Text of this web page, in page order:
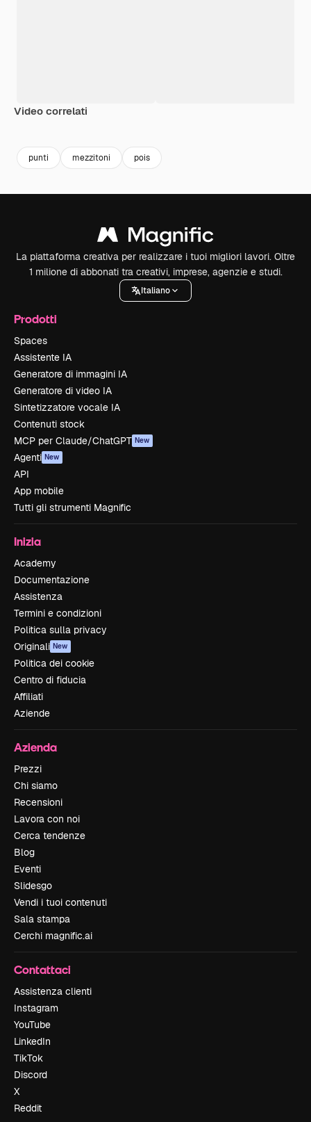
Video correlati
punti mezzitoni pois
La piattaforma creativa per realizzare i tuoi migliori lavori. Oltre
1 milione di abbonati tra creativi, imprese, agenzie e studi.
Italiano
Prodotti
Spaces
Assistente IA
Generatore di immagini IA
Generatore di video IA
Sintetizzatore vocale IA
Contenuti stock
MCP per Claude/ChatGPT New
Agenti New
API
App mobile
Tutti gli strumenti Magnific
Inizia
Academy
Documentazione
Assistenza
Termini e condizioni
Politica sulla privacy
Originali New
Politica dei cookie
Centro di fiducia
Affiliati
Aziende
Azienda
Prezzi
Chi siamo
Recensioni
Lavora con noi
Cerca tendenze
Blog
Eventi
Slidesgo
Vendi i tuoi contenuti
Sala stampa
Cerchi magnific.ai
Contattaci
Assistenza clienti
Instagram
YouTube
LinkedIn
TikTok
Discord
X
Reddit